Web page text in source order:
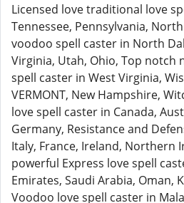
Licensed love traditional love
Tennessee, Pennsylvania,
voodoo spell caster in North
Virginia, Utah, Ohio, Top notch
spell caster in West Virginia,
VERMONT, New Hampshire,
love spell caster in Canada,
Germany, Resistance and
Italy, France, Ireland, Northern
powerful Express love spell
Emirates, Saudi Arabia, Oman,
Voodoo love spell caster in